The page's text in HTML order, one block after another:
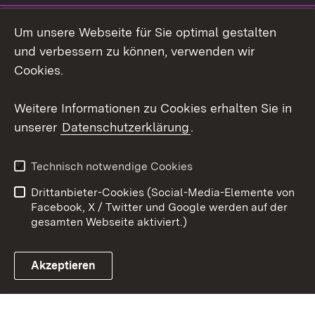
Facebook
Link zum Landesportal
Barrierefreiheit
Kontakt
Cookies
Um unsere Webseite für Sie optimal gestalten
und verbessern zu können, verwenden wir
Cookies.
Weitere Informationen zu Cookies erhalten Sie in
unserer Datenschutzerklärung.
Technisch notwendige Cookies
Drittanbieter-Cookies (Social-Media-Elemente von
Facebook, X / Twitter und Google werden auf der
gesamten Webseite aktiviert.)
Akzeptieren